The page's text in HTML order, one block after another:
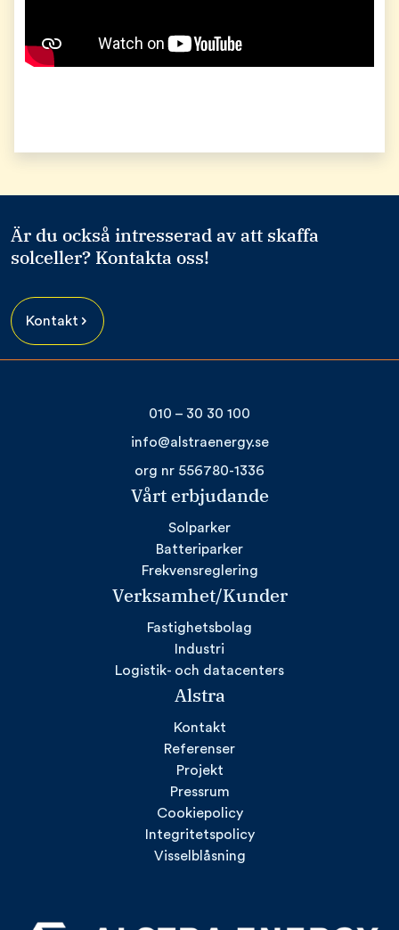
Är du också intresserad av att skaffa
solceller? Kontakta oss!
Kontakt
010 – 30 30 100
info@alstraenergy.se
org nr 556780-1336
Vårt erbjudande
Solparker
Batteriparker
Frekvensreglering
Verksamhet/Kunder
Fastighetsbolag
Industri
Logistik- och datacenters
Alstra
Kontakt
Referenser
Projekt
Pressrum
Cookiepolicy
Integritetspolicy
Visselblåsning